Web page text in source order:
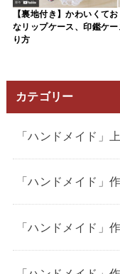
【裏地付き】かわいくて
なリップケース、印鑑ケ
り方
カテゴリー
「ハンドメイド」
「ハンドメイド」
「ハンドメイド」